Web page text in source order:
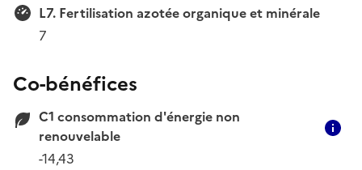
L7. Fertilisation azotée organique et minérale
7
Co-bénéfices
C1 consommation d'énergie non
renouvelable
-14,43